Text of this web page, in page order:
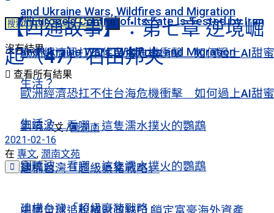
and Ukraine Wars, Wildfires and Migration
歐洲經濟恐扛不住台海危機衝擊 如何過上AI甜蜜
生活？
劉曉波：看哪，這隻濡水撲火的鸚鵡
建構台灣「超級豪豬戰略」
中國全球追稅補財政缺口 鎖定富豪海外資產
洲Europe’s Control of Its Fate Is Tested by Iran
and Ukraine Wars, Wildfires and Migration
歐洲經濟恐扛不住台海危機衝擊 如何過上AI甜蜜
生活？
劉曉波：看哪，這隻濡水撲火的鸚鵡
建構台灣「超級豪豬戰略」
沒有結果
查看所有結果
【四通故事】：第七章 逆境崛
起（47）石田邦夫
文 /萬潤南
2021-02-16
在 專文, 潤南文苑